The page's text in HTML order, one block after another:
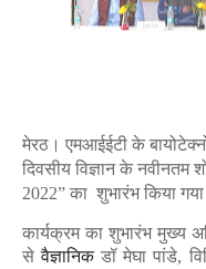
मेरठ। एमआईईटी के
दिवसीय विज्ञान के नवीनतम
2022” का शुभारंभ किया
कार्यक्रम का शुभारंभ मुख्य
सेवैज्ञानिकडॉ मेघा पांडे,